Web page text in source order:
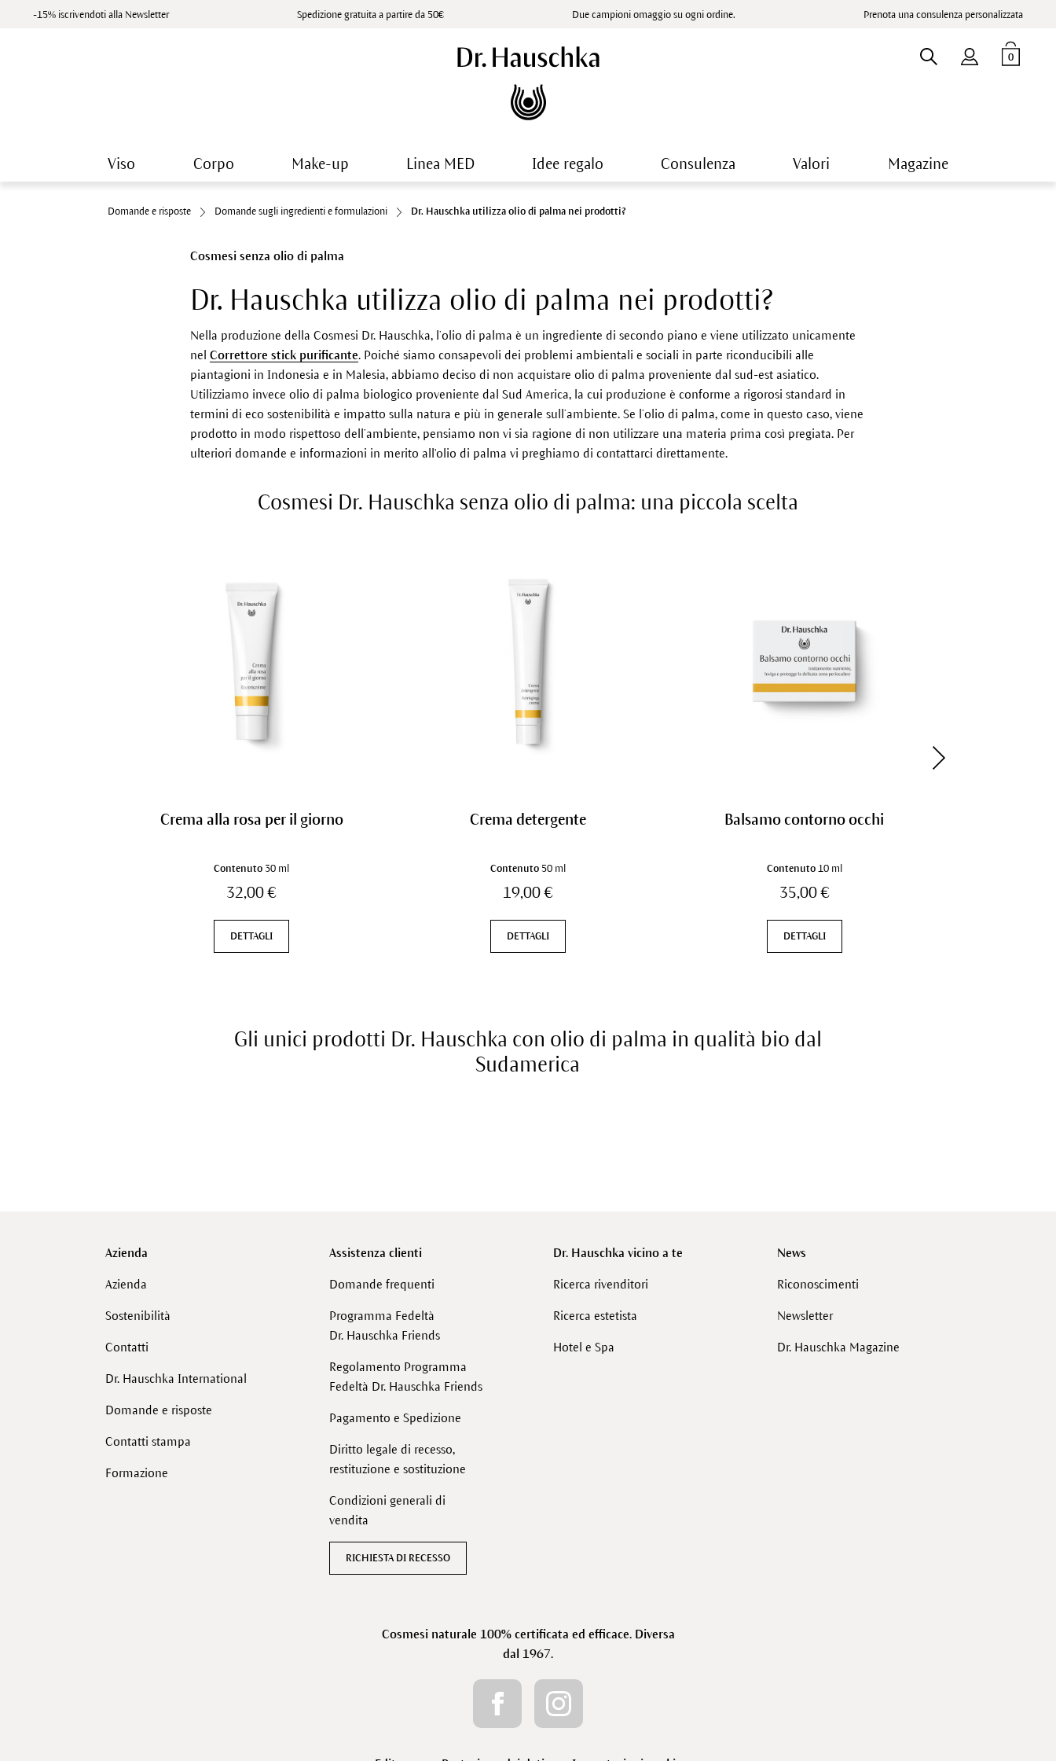
-15% iscrivendoti alla Newsletter Spedizione gratuita a partire da 50€ Due campioni omaggio su ogni ordine. Prenota una consulenza personalizzata
0
Viso Corpo Make-up Linea MED Idee regalo Consulenza Valori Magazine
Domande e risposte Domande sugli ingredienti e formulazioni Dr. Hauschka utilizza olio di palma nei prodotti?
Cosmesi senza olio di palma
Dr. Hauschka utilizza olio di palma nei prodotti?
Nella produzione della Cosmesi Dr. Hauschka, l’olio di palma è un ingrediente di secondo piano e viene utilizzato unicamente
nel Correttore stick purificante. Poiché siamo consapevoli dei problemi ambientali e sociali in parte riconducibili alle
piantagioni in Indonesia e in Malesia, abbiamo deciso di non acquistare olio di palma proveniente dal sud-est asiatico.
Utilizziamo invece olio di palma biologico proveniente dal Sud America, la cui produzione è conforme a rigorosi standard in
termini di eco sostenibilità e impatto sulla natura e più in generale sull’ambiente. Se l’olio di palma, come in questo caso, viene
prodotto in modo rispettoso dell’ambiente, pensiamo non vi sia ragione di non utilizzare una materia prima così pregiata. Per
ulteriori domande e informazioni in merito all'olio di palma vi preghiamo di contattarci direttamente.
Cosmesi Dr. Hauschka senza olio di palma: una piccola scelta
Crema alla rosa per il giorno
Contenuto30 ml
32,00 €
DETTAGLI
Crema detergente
Contenuto 50 ml
19,00 €
DETTAGLI
Balsamo contorno occhi
Contenuto 10 ml
35,00 €
DETTAGLI
Gli unici prodotti Dr. Hauschka con olio di palma in qualità bio dal
Sudamerica
Azienda
Azienda
Sostenibilità
Contatti
Dr. Hauschka International
Domande e risposte
Contatti stampa
Formazione
Assistenza clienti
Domande frequenti
Programma Fedeltà
Dr. Hauschka Friends
Regolamento Programma
Fedeltà Dr. Hauschka Friends
Pagamento e Spedizione
Diritto legale di recesso,
restituzione e sostituzione
Condizioni generali di
vendita
RICHIESTA DI RECESSO
Dr. Hauschka vicino a te
Ricerca rivenditori
Ricerca estetista
Hotel e Spa
News
Riconoscimenti
Newsletter
Dr. Hauschka Magazine
Cosmesi naturale 100% certificata ed efficace. Diversa
dal 1967.